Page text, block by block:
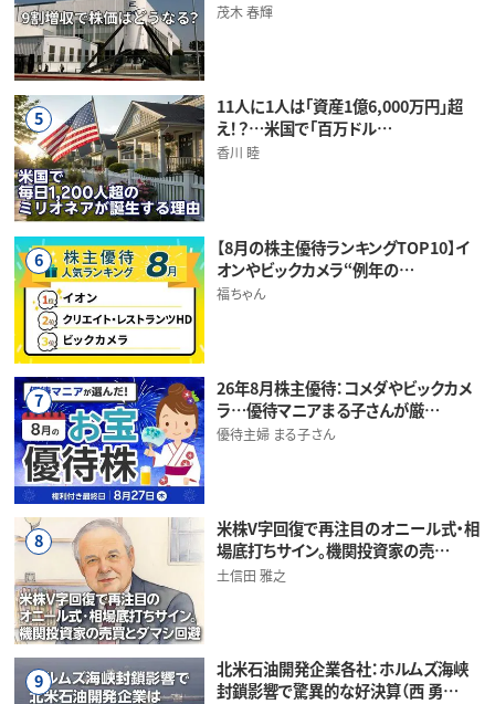
茂木 春輝
5
11人に1人は「資産1億6,000万円」超
え！？…米国で「百万ドル…
香川 睦
6
【8月の株主優待ランキングTOP10】イ
オンやビックカメラ“例年の…
福ちゃん
7
26年8月株主優待：コメダやビックカメ
ラ…優待マニアまる子さんが厳…
優待主婦 まる子さん
8
米株V字回復で再注目のオニール式・相
場底打ちサイン。機関投資家の売…
土信田 雅之
9
北米石油開発企業各社：ホルムズ海峡
封鎖影響で驚異的な好決算（西 勇…